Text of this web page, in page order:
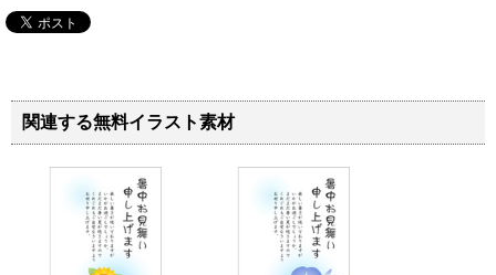
関連する無料イラスト素材